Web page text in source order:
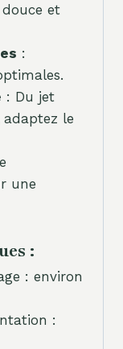
et
:
: Du jet
le
une
:
: environ
: